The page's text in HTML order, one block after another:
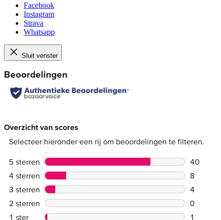
Facebook
Instagram
Strava
Whatsapp
Sluit venster